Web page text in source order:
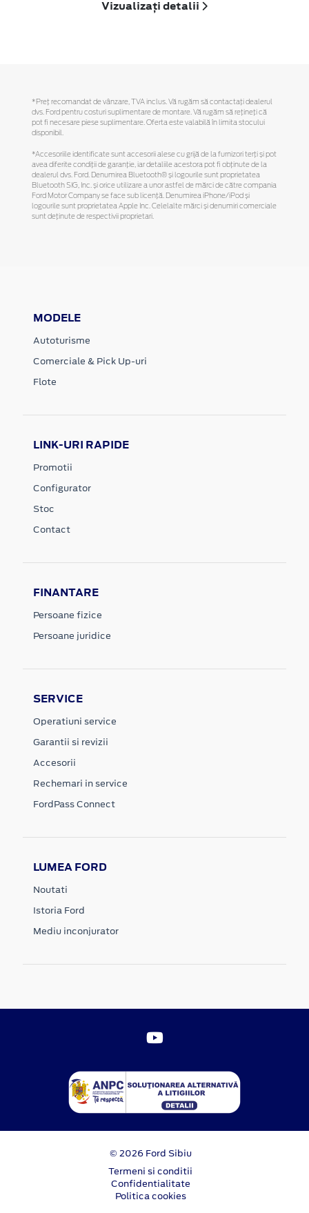
Vizualizați detalii
*Preţ recomandat de vânzare, TVA inclus. Vă rugăm să contactaţi dealerul
dvs. Ford pentru costuri suplimentare de montare. Vă rugăm să reţineţi că
pot fi necesare piese suplimentare. Oferta este valabilă în limita stocului
disponibil.
*Accesoriile identificate sunt accesorii alese cu grijă de la furnizori terți și pot
avea diferite condiții de garanție, iar detaliile acestora pot fi obținute de la
dealerul dvs. Ford. Denumirea Bluetooth® și logourile sunt proprietatea
Bluetooth SIG, Inc. și orice utilizare a unor astfel de mărci de către compania
Ford Motor Company se face sub licență. Denumirea iPhone/iPod și
logourile sunt proprietatea Apple Inc. Celelalte mărci și denumiri comerciale
sunt deținute de respectivii proprietari.
MODELE
Autoturisme
Comerciale & Pick Up-uri
Flote
LINK-URI RAPIDE
Promotii
Configurator
Stoc
Contact
FINANTARE
Persoane fizice
Persoane juridice
SERVICE
Operatiuni service
Garantii si revizii
Accesorii
Rechemari in service
FordPass Connect
LUMEA FORD
Noutati
Istoria Ford
Mediu inconjurator
© 2026 Ford Sibiu
Termeni si conditii
Confidentialitate
Politica cookies